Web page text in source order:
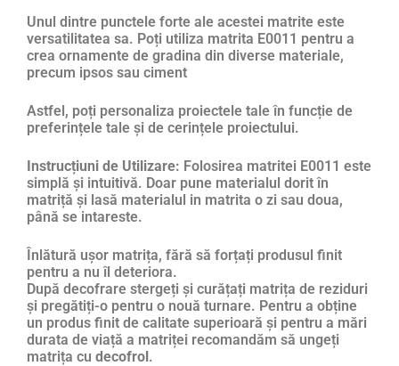
Unul dintre punctele forte ale acestei matrite este
versatilitatea sa. Poți utiliza matrita E0011 pentru a
crea ornamente de gradina din diverse materiale,
precum ipsos sau ciment
Astfel, poți personaliza proiectele tale în funcție de
preferințele tale și de cerințele proiectului.
Instrucțiuni de Utilizare: Folosirea matritei E0011 este
simplă și intuitivă. Doar pune materialul dorit în
matriță și lasă materialul in matrita o zi sau doua,
până se intareste.
Înlătură ușor matrița, fără să forțați produsul finit
pentru a nu îl deteriora.
După decofrare stergeți și curățați matrița de reziduri
și pregătiți-o pentru o nouă turnare. Pentru a obține
un produs finit de calitate superioară și pentru a mări
durata de viață a matriței recomandăm să ungeți
matrița cu decofrol.